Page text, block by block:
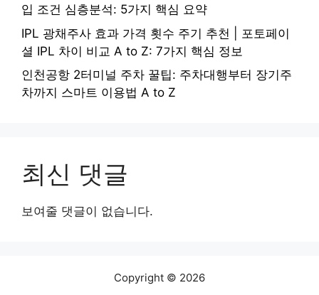
입 조건 심층분석: 5가지 핵심 요약
IPL 광채주사 효과 가격 횟수 주기 추천 | 포토페이
셜 IPL 차이 비교 A to Z: 7가지 핵심 정보
인천공항 2터미널 주차 꿀팁: 주차대행부터 장기주
차까지 스마트 이용법 A to Z
최신 댓글
보여줄 댓글이 없습니다.
Copyright © 2026